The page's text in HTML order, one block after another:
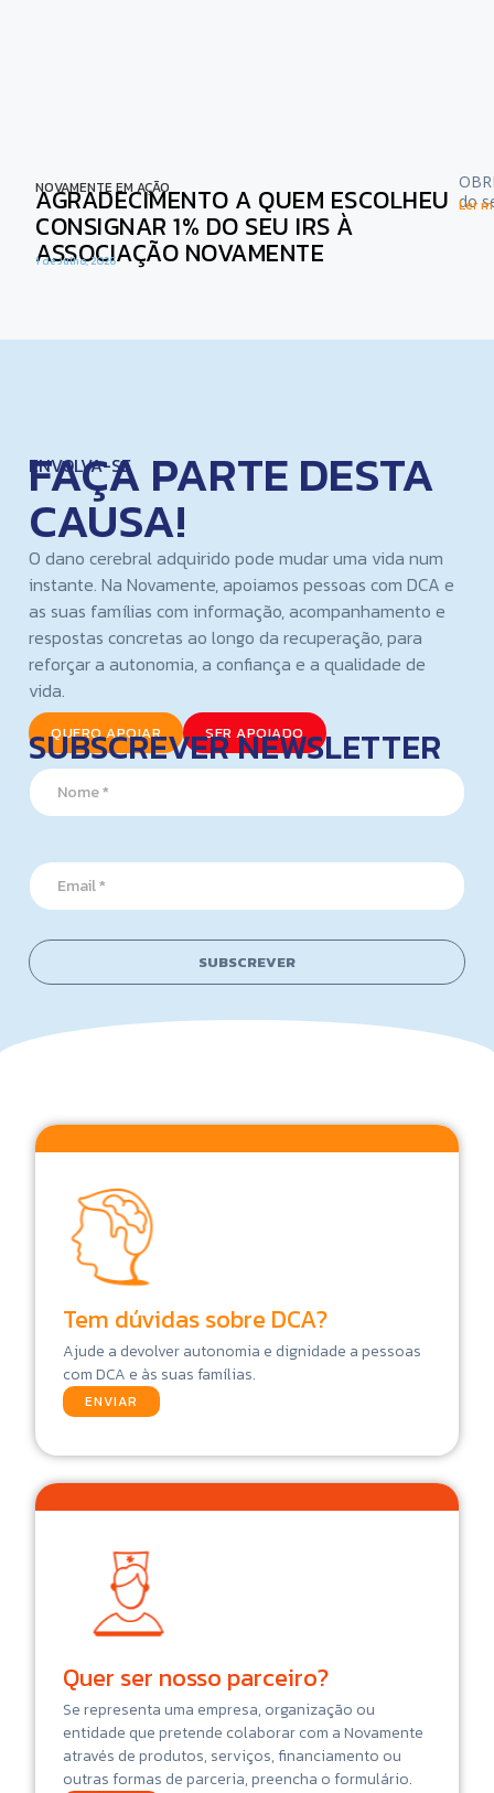
NOVAMENTE EM AÇÃO
AGRADECIMENTO A QUEM ESCOLHEU
CONSIGNAR 1% DO SEU IRS À
ASSOCIAÇÃO NOVAMENTE
1 de Julho, 2026
do
Ler
ENVOLVA-SE
FAÇA PARTE DESTA
CAUSA!
O dano cerebral adquirido pode mudar uma vida num
instante. Na Novamente, apoiamos pessoas com DCA e
as suas famílias com informação, acompanhamento e
respostas concretas ao longo da recuperação, para
reforçar a autonomia, a confiança e a qualidade de
vida.
QUERO APOIAR SER APOIADO
SUBSCREVER NEWSLETTER
N
a
m
m
a
E
m
l
E
m
a
l
*
SUBSCREVER
Tem dúvidas sobre DCA?
Ajude a devolver autonomia e dignidade a pessoas
com DCA e às suas famílias.
ENVIAR
Quer ser nosso parceiro?
Se representa uma empresa, organização ou
entidade que pretende colaborar com a Novamente
através de produtos, serviços, financiamento ou
outras formas de parceria, preencha o formulário.